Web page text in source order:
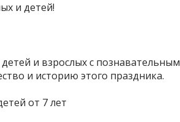
и детей!
и взрослых с познавательным
и историю этого праздника.
от 7 лет